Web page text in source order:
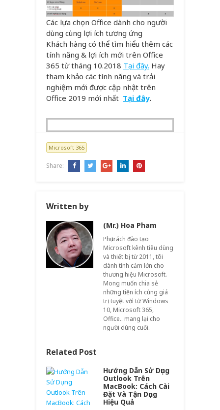
Các lựa chọn Office dành cho người
dùng cùng lợi ích tương ứng
Khách hàng có thể tìm hiểu thêm các
tính năng & lợi ích mới trên Office
365 từ tháng 10.2018 Tại đây. Hay
tham khảo các tính năng và trải
nghiệm mới được cập nhật trên
Office 2019 mới nhất Tại đây.
Microsoft 365
Share:
Written by
(Mr.) Hoa Pham
Phụ trách đào tạo
Microsoft kênh tiêu dùng
và thiết bị từ 2011, tôi
dành tình cảm lớn cho
thương hiệu Microsoft.
Mong muốn chia sẻ
những tiện ích cùng giá
trị tuyệt vời từ Windows
10, Microsoft 365,
Office.. mang lại cho
người dùng cuối.
Related Post
Hướng Dẫn Sử Dụng
Outlook Trên
MacBook: Cách Cài
Đặt Và Tận Dụng
Hiệu Quả